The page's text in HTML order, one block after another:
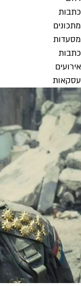
כתבות
מתכונים
מסעדות
כתבות
אירועים
עסקאות